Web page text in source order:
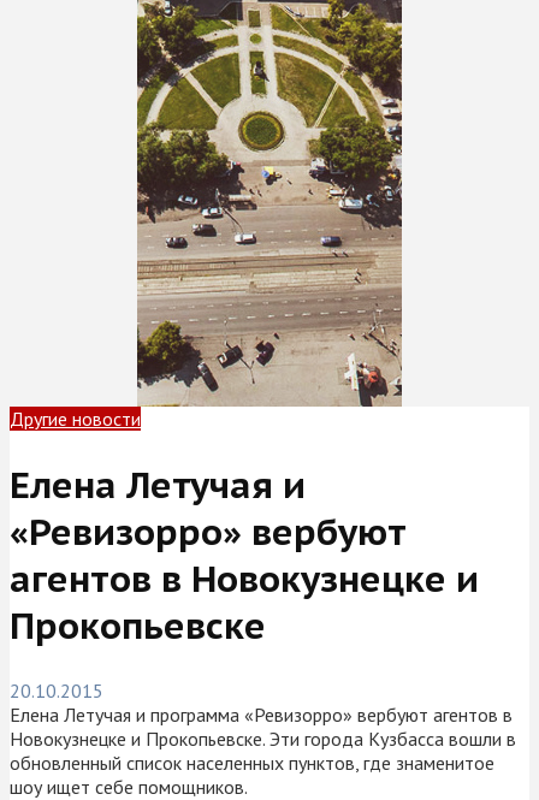
Другие новости
Елена Летучая и
«Ревизорро» вербуют
агентов в Новокузнецке и
Прокопьевске
20.10.2015
Елена Летучая и программа «Ревизорро» вербуют агентов в
Новокузнецке и Прокопьевске. Эти города Кузбасса вошли в
обновленный список населенных пунктов, где знаменитое
шоу ищет себе помощников.